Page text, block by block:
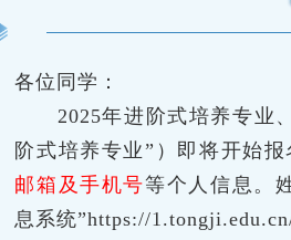
各位同学：
2025年进阶式培养专业
阶式培养专业”）即将开始
邮箱及手机号等个人信息。
息系统”https://